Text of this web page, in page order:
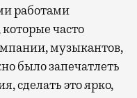
работами
часто
музыкантов,
было запечатлеть
сделать это ярко,